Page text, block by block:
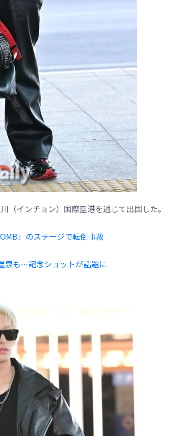
（インチョン）国際空港を通じて出国した。
」のステージで転倒事故
泉も…記念ショットが話題に